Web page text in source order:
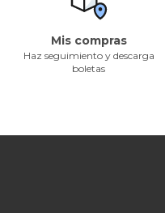
Mis compras
Haz seguimiento y descarga
boletas